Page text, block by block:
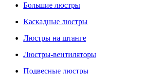
Большие люстры
Каскадные люстры
Люстры на штанге
Люстры-вентиляторы
Подвесные люстры